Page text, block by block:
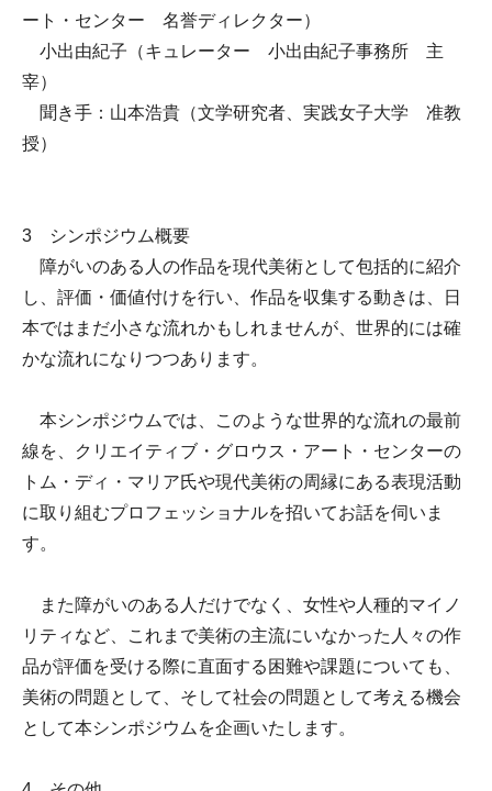
ート・センター 名誉ディレクター）
小出由紀子（キュレーター 小出由紀子事務所 主
宰）
聞き手：山本浩貴（文学研究者、実践女子大学 准教
授）
3 シンポジウム概要
障がいのある人の作品を現代美術として包括的に紹介
し、評価・価値付けを行い、作品を収集する動きは、日
本ではまだ小さな流れかもしれませんが、世界的には確
かな流れになりつつあります。
本シンポジウムでは、このような世界的な流れの最前
線を、クリエイティブ・グロウス・アート・センターの
トム・ディ・マリア氏や現代美術の周縁にある表現活動
に取り組むプロフェッショナルを招いてお話を伺いま
す。
また障がいのある人だけでなく、女性や人種的マイノ
リティなど、これまで美術の主流にいなかった人々の作
品が評価を受ける際に直面する困難や課題についても、
美術の問題として、そして社会の問題として考える機会
として本シンポジウムを企画いたします。